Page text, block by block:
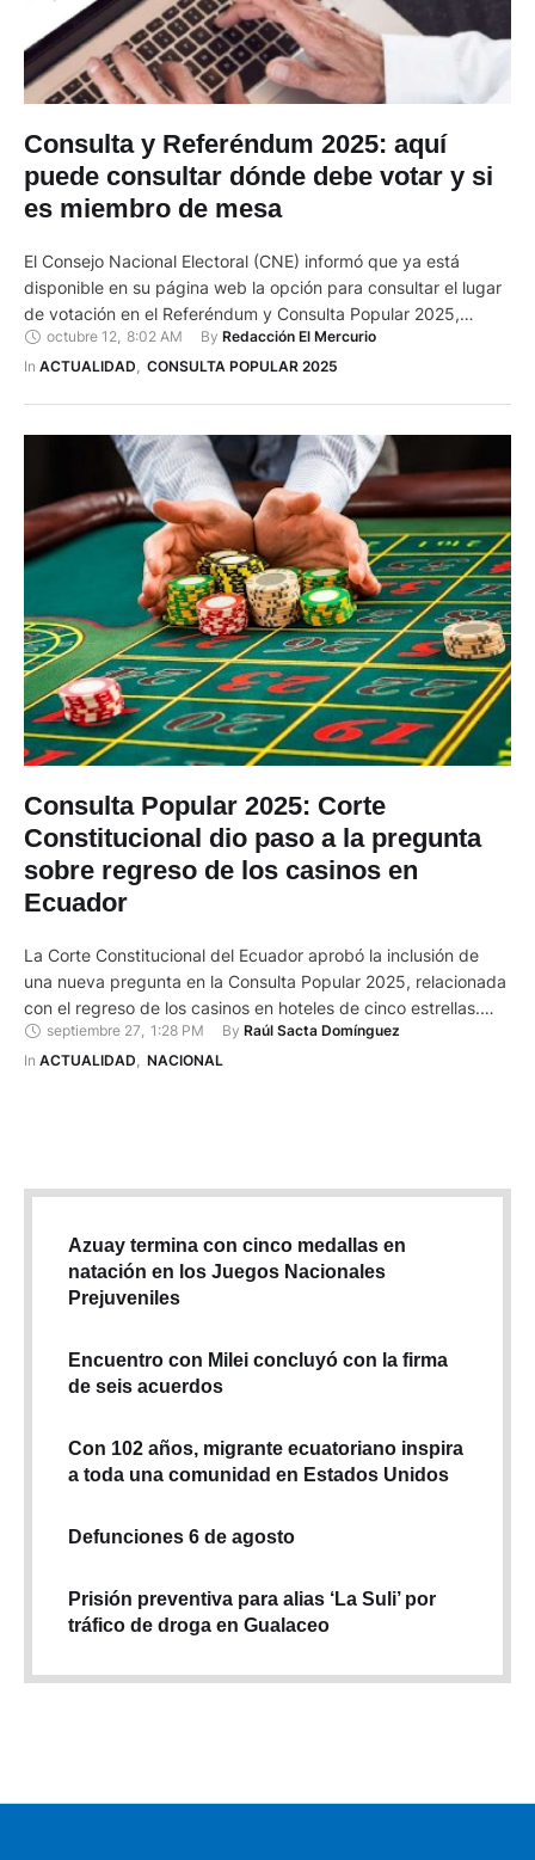
Consulta y Referéndum 2025: aquí
puede consultar dónde debe votar y si
es miembro de mesa
El Consejo Nacional Electoral (CNE) informó que ya está
disponible en su página web la opción para consultar el lugar
de votación en el Referéndum y Consulta Popular 2025,
previsto para el próximo 16 de noviembre. A través de la
plataforma digital, los ciudadanos podrán verificar no solo la
octubre 12 8:02 AM By Redacción El Mercurio
In ACTUALIDAD, CONSULTA POPULAR 2025
Consulta Popular 2025: Corte
Constitucional dio paso a la pregunta
sobre regreso de los casinos en
Ecuador
La Corte Constitucional del Ecuador aprobó la inclusión de
una nueva pregunta en la Consulta Popular 2025, relacionada
con el regreso de los casinos en hoteles de cinco estrellas.
Con esta resolución, los ciudadanos deberán pronunciarse
el domingo 16 de noviembre de 2025 en la Consulta Popular
septiembre 27 1:28 PM By Raúl Sacta Domínguez
In ACTUALIDAD, NACIONAL
Azuay termina con cinco medallas en
natación en los Juegos Nacionales
Prejuveniles
Encuentro con Milei concluyó con la firma
de seis acuerdos
Con 102 años, migrante ecuatoriano inspira
a toda una comunidad en Estados Unidos
Defunciones 6 de agosto
Prisión preventiva para alias ‘La Suli’ por
tráfico de droga en Gualaceo